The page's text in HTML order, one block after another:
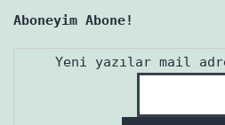
Aboneyim Abone!
Yeni yazılar mail